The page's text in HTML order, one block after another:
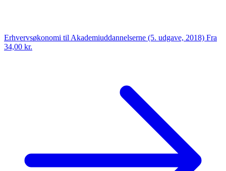
Erhvervsøkonomi til Akademiuddannelserne (5. udgave, 2018) Fra
34,00 kr.